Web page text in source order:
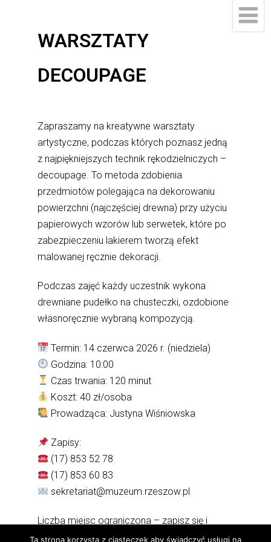
WARSZTATY
DECOUPAGE
Zapraszamy na kreatywne warsztaty
artystyczne, podczas których poznasz jedną
z najpiękniejszych technik rękodzielniczych –
decoupage. To metoda zdobienia
przedmiotów polegająca na dekorowaniu
powierzchni (najczęściej drewna) przy użyciu
papierowych wzorów lub serwetek, które po
zabezpieczeniu lakierem tworzą efekt
malowanej ręcznie dekoracji.
Podczas zajęć każdy uczestnik wykona
drewniane pudełko na chusteczki, ozdobione
własnoręcznie wybraną kompozycją.
Termin: 14 czerwca 2026 r. (niedziela)
Godzina: 10:00
Czas trwania: 120 minut
Koszt: 40 zł/osoba
Prowadząca: Justyna Wiśniowska
Zapisy:
(17) 853 52 78
(17) 853 60 83
sekretariat@muzeum.rzeszow.pl
Liczba miejsc ograniczona – zapisz się i
odkryj, jak łatwo możesz zamienić zwykły
Ta strona korzysta z ciasteczek aby świadczyć usługi na